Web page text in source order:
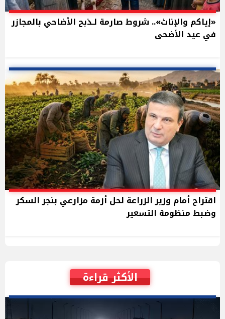
«إياكم والإناث».. شروط صارمة لـذبح الأضاحي بالمجازر
في عيد الأضحى
اقتراح أمام وزير الزراعة لحل أزمة مزارعي بنجر السكر
وضبط منظومة التسعير
الأكثر قراءة